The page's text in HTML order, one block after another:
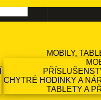
MOBILY,
CHYTRÉ HODINKY A
TABLETY A